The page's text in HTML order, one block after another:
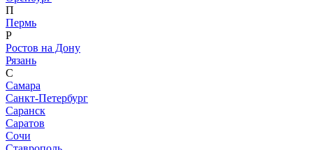
П
Пермь
Р
Ростов на Дону
Рязань
С
Самара
Санкт-Петербург
Саранск
Саратов
Сочи